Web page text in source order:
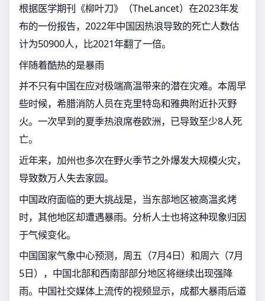
根据医学期刊《柳叶刀》（TheLancet）在2023年发
布的一份报告，2022年中国因热浪导致的死亡人数估
计为50900人，比2021年翻了一倍。
伴随着酷热的是暴雨
并不只有中国在应对极端高温带来的潜在灾难。本周早
些时候，希腊消防人员在克里特岛和雅典附近扑灭野
火。一次早到的夏季热浪席卷欧洲，已导致至少8人死
亡。
近年来，加州也多次在野火季节之外爆发大规模火灾，
导致数万人失去家园。
中国政府面临的更大挑战是，当东部地区被高温炙烤
时，其他地区却遭遇暴雨。分析人士也将这种现象归因
于气候变化。
中国国家气象中心预测，周五（7月4日）和周六（7月
5日），中国北部和西南部部分地区将继续出现强降
雨。中国社交媒体上流传的视频显示，成都大暴雨后道